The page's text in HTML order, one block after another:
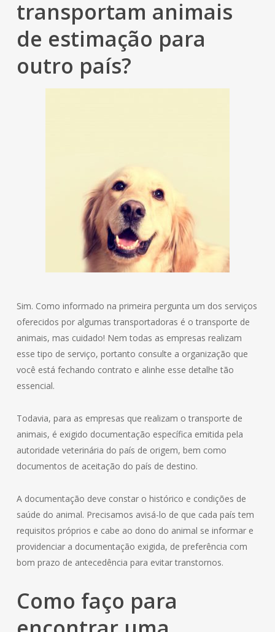
transportam animais
de estimação para
outro país?
Sim. Como informado na primeira pergunta um dos serviços
oferecidos por algumas transportadoras é o transporte de
animais, mas cuidado! Nem todas as empresas realizam
esse tipo de serviço, portanto consulte a organização que
você está fechando contrato e alinhe esse detalhe tão
essencial.
Todavia, para as empresas que realizam o transporte de
animais, é exigido documentação específica emitida pela
autoridade veterinária do país de origem, bem como
documentos de aceitação do país de destino.
A documentação deve constar o histórico e condições de
saúde do animal. Precisamos avisá-lo de que cada país tem
requisitos próprios e cabe ao dono do animal se informar e
providenciar a documentação exigida, de preferência com
bom prazo de antecedência para evitar transtornos.
Como faço para